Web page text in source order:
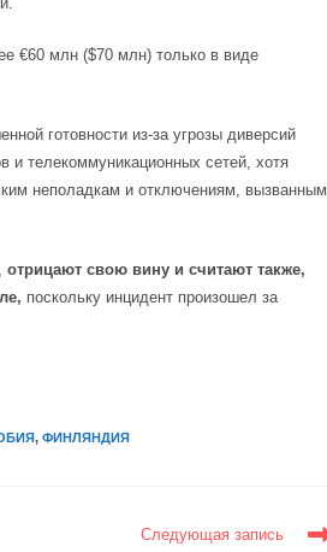
€60 млн ($70 млн) только в виде
готовности из-за угрозы диверсий
и телекоммуникационных сетей, хотя
неполадкам и отключениям, вызванным
отрицают свою вину и считают также,
поскольку инцидент произошел за
, ФИНЛЯНДИЯ
Следующая запись